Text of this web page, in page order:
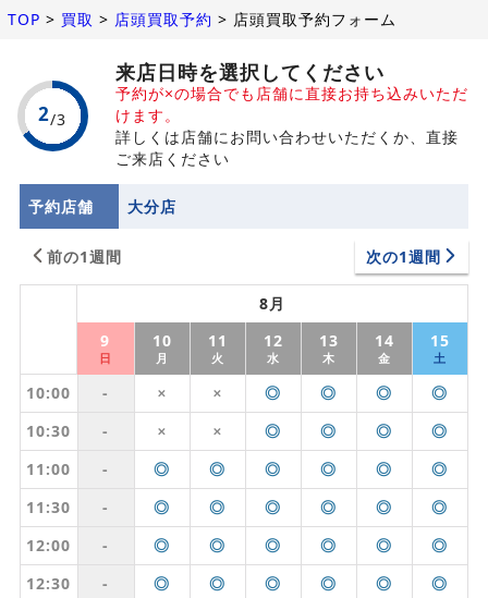
TOP > 買取 > 店頭買取予約 > 店頭買取予約フォーム
来店日時を選択してください
予約が×の場合でも店舗に直接お持ち込みいただ
けます。
詳しくは店舗にお問い合わせいただくか、直接
ご来店ください
予約店舗 大分店
前の1週間 次の1週間
8月
9
日
10
月
11
火
12
水
13
木
14
金
15
土
10:00 - ✕ ✕ ◎ ◎ ◎
◎
10:30
- ✕ ✕ ◎ ◎ ◎
◎
11:00
- ◎ ◎ ◎ ◎ ◎
◎
11:30
- ◎ ◎ ◎ ◎ ◎
◎
12:00
- ◎ ◎ ◎ ◎ ◎
◎
12:30
- ◎ ◎ ◎ ◎ ◎
◎